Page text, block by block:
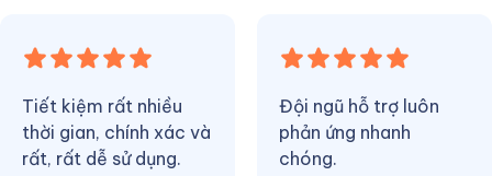
Tiết kiệm rất nhiều
thời gian, chính xác và
rất, rất dễ sử dụng.
Đội ngũ hỗ trợ luôn
phản ứng nhanh
chóng.